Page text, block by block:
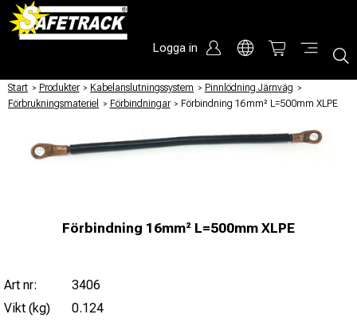
Logga in
Start / Produkter / Kabelanslutningssystem / Pinnlödning Järnväg /
Förbrukningsmateriel
/ Förbindningar / Förbindning 16mm² L=500mm XLPE
Förbindning 16mm² L=500mm XLPE
Art nr:
3406
Vikt (kg)
0.124